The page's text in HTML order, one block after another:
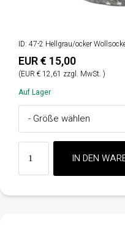
ID: 47-2 Hellgrau/ocker
EUR € 15,00
(EUR € 12,61 zzgl. MwSt. )
Auf Lager